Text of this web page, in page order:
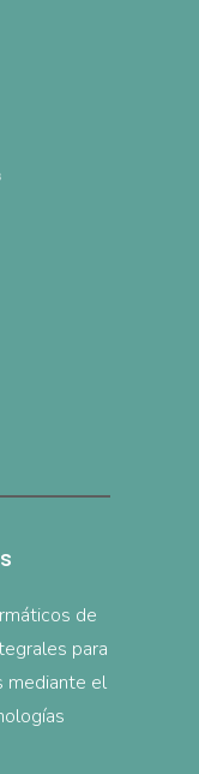
de
para
mediante el